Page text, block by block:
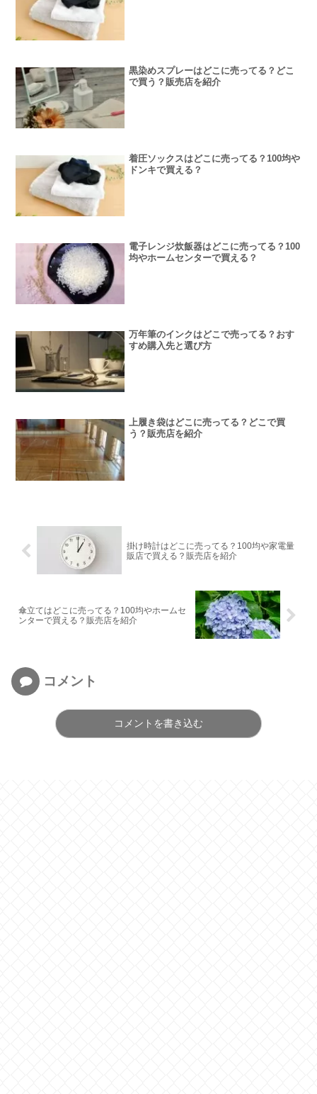
黒染めスプレーはどこに売ってる？どこ
で買う？販売店を紹介
着圧ソックスはどこに売ってる？100均や
ドンキで買える？
電子レンジ炊飯器はどこに売ってる？100
均やホームセンターで買える？
万年筆のインクはどこで売ってる？おす
すめ購入先と選び方
上履き袋はどこに売ってる？どこで買
う？販売店を紹介
掛け時計はどこに売ってる？100均や家電量
販店で買える？販売店を紹介
傘立てはどこに売ってる？100均やホームセ
ンターで買える？販売店を紹介
コメント
コメントを書き込む